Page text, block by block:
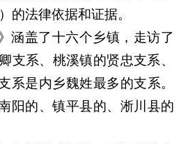
的法律依据和证据。
涵盖了十六个乡镇，走访了
支系、桃溪镇的贤忠支系、
系是内乡魏姓最多的支系。
阳的、镇平县的、淅川县的